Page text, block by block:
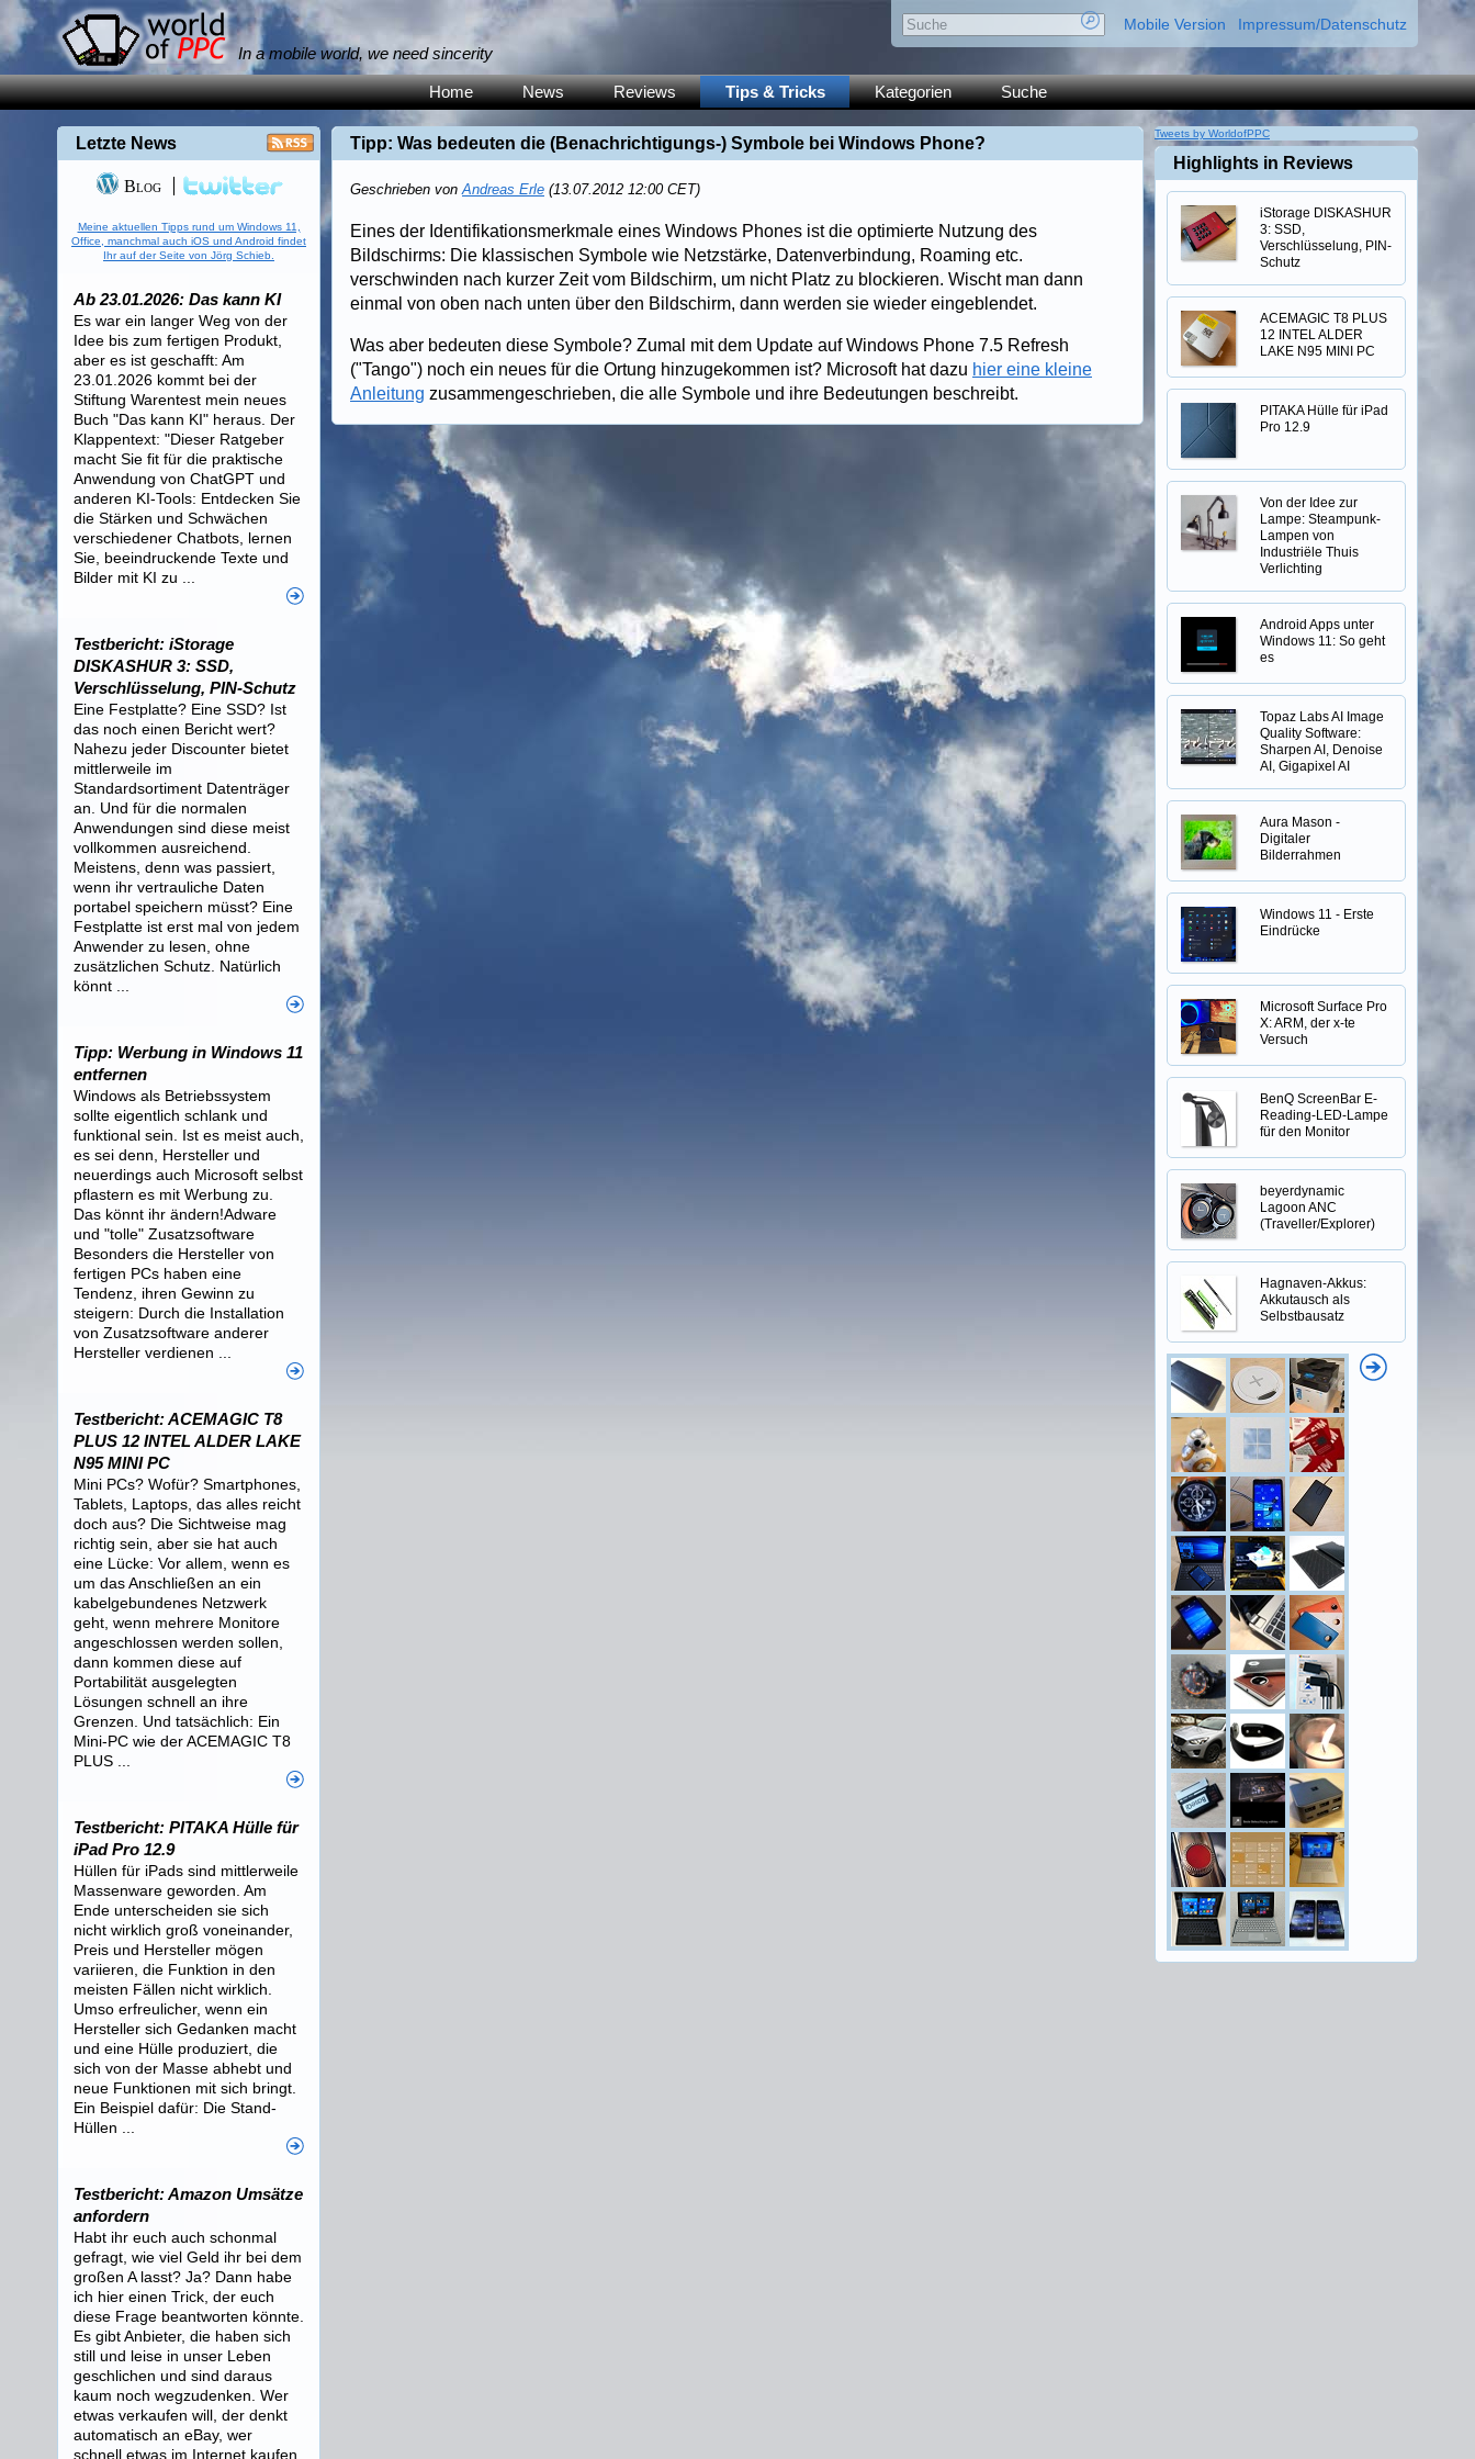
In a mobile world, we need sincerity
Mobile Version Impressum/Datenschutz
Home News Reviews Tips & Tricks Kategorien Suche
Tipp: Was bedeuten die (Benachrichtigungs-) Symbole bei Windows Phone?
Geschrieben vonAndreas Erle (13.07.2012 12:00 CET)
Eines der Identifikationsmerkmale eines Windows Phones ist die optimierte Nutzung des
Bildschirms: Die klassischen Symbole wie Netzstärke, Datenverbindung, Roaming etc.
verschwinden nach kurzer Zeit vom Bildschirm, um nicht Platz zu blockieren. Wischt man dann
einmal von oben nach unten über den Bildschirm, dann werden sie wieder eingeblendet.
Was aber bedeuten diese Symbole? Zumal mit dem Update auf Windows Phone 7.5 Refresh
("Tango") noch ein neues für die Ortung hinzugekommen ist? Microsoft hat dazu hier eine kleine
Anleitung zusammengeschrieben, die alle Symbole und ihre Bedeutungen beschreibt.
Letzte News
Blog
Meine aktuellen Tipps rund um Windows 11,
Office, manchmal auch iOS und Android findet
Ihr auf der Seite von Jörg Schieb.
Ab 23.01.2026: Das kann KI
Es war ein langer Weg von der
Idee bis zum fertigen Produkt,
aber es ist geschafft: Am
23.01.2026 kommt bei der
Stiftung Warentest mein neues
Buch "Das kann KI" heraus. Der
Klappentext: "Dieser Ratgeber
macht Sie fit für die praktische
Anwendung von ChatGPT und
anderen KI-Tools: Entdecken Sie
die Stärken und Schwächen
verschiedener Chatbots, lernen
Sie, beeindruckende Texte und
Bilder mit KI zu ...
Testbericht: iStorage
DISKASHUR 3: SSD,
Verschlüsselung, PIN-Schutz
Eine Festplatte? Eine SSD? Ist
das noch einen Bericht wert?
Nahezu jeder Discounter bietet
mittlerweile im
Standardsortiment Datenträger
an. Und für die normalen
Anwendungen sind diese meist
vollkommen ausreichend.
Meistens, denn was passiert,
wenn ihr vertrauliche Daten
portabel speichern müsst? Eine
Festplatte ist erst mal von jedem
Anwender zu lesen, ohne
zusätzlichen Schutz. Natürlich
könnt ...
Tipp: Werbung in Windows 11
entfernen
Windows als Betriebssystem
sollte eigentlich schlank und
funktional sein. Ist es meist auch,
es sei denn, Hersteller und
neuerdings auch Microsoft selbst
pflastern es mit Werbung zu.
Das könnt ihr ändern!Adware
und "tolle" Zusatzsoftware
Besonders die Hersteller von
fertigen PCs haben eine
Tendenz, ihren Gewinn zu
steigern: Durch die Installation
von Zusatzsoftware anderer
Hersteller verdienen ...
Testbericht: ACEMAGIC T8
PLUS 12 INTEL ALDER LAKE
N95 MINI PC
Mini PCs? Wofür? Smartphones,
Tablets, Laptops, das alles reicht
doch aus? Die Sichtweise mag
richtig sein, aber sie hat auch
eine Lücke: Vor allem, wenn es
um das Anschließen an ein
kabelgebundenes Netzwerk
geht, wenn mehrere Monitore
angeschlossen werden sollen,
dann kommen diese auf
Portabilität ausgelegten
Lösungen schnell an ihre
Grenzen. Und tatsächlich: Ein
Mini-PC wie der ACEMAGIC T8
PLUS ...
Testbericht: PITAKA Hülle für
iPad Pro 12.9
Hüllen für iPads sind mittlerweile
Massenware geworden. Am
Ende unterscheiden sie sich
nicht wirklich groß voneinander,
Preis und Hersteller mögen
variieren, die Funktion in den
meisten Fällen nicht wirklich.
Umso erfreulicher, wenn ein
Hersteller sich Gedanken macht
und eine Hülle produziert, die
sich von der Masse abhebt und
neue Funktionen mit sich bringt.
Ein Beispiel dafür: Die Stand-
Hüllen ...
Testbericht: Amazon Umsätze
anfordern
Habt ihr euch auch schonmal
gefragt, wie viel Geld ihr bei dem
großen A lasst? Ja? Dann habe
ich hier einen Trick, der euch
diese Frage beantworten könnte.
Es gibt Anbieter, die haben sich
still und leise in unser Leben
geschlichen und sind daraus
kaum noch wegzudenken. Wer
etwas verkaufen will, der denkt
automatisch an eBay, wer
schnell etwas im Internet kaufen
Tweets by WorldofPPC
Highlights in Reviews
iStorage DISKASHUR
3: SSD,
Verschlüsselung, PIN-
Schutz
ACEMAGIC T8 PLUS
12 INTEL ALDER
LAKE N95 MINI PC
PITAKA Hülle für iPad
Pro 12.9
Von der Idee zur
Lampe: Steampunk-
Lampen von
Industriële Thuis
Verlichting
Android Apps unter
Windows 11: So geht
es
Topaz Labs AI Image
Quality Software:
Sharpen AI, Denoise
AI, Gigapixel AI
Aura Mason -
Digitaler
Bilderrahmen
Windows 11 - Erste
Eindrücke
Microsoft Surface Pro
X: ARM, der x-te
Versuch
BenQ ScreenBar E-
Reading-LED-Lampe
für den Monitor
beyerdynamic
Lagoon ANC
(Traveller/Explorer)
Hagnaven-Akkus:
Akkutausch als
Selbstbausatz